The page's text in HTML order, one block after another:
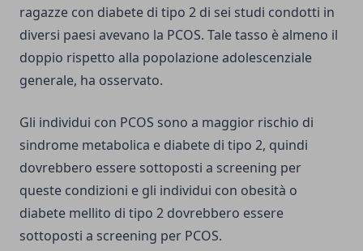
ragazze con diabete di tipo 2 di sei studi condotti in
diversi paesi avevano la PCOS. Tale tasso è almeno il
doppio rispetto alla popolazione adolescenziale
generale, ha osservato.
Gli individui con PCOS sono a maggior rischio di
sindrome metabolica e diabete di tipo 2, quindi
dovrebbero essere sottoposti a screening per
queste condizioni e gli individui con obesità o
diabete mellito di tipo 2 dovrebbero essere
sottoposti a screening per PCOS.